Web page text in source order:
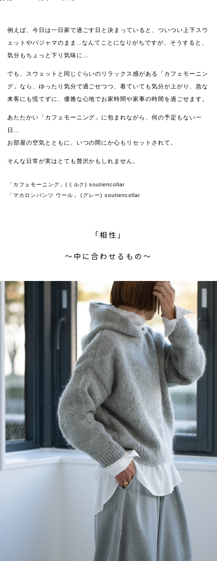
例えば、今日は一日家で過ごす日と決まっていると、ついつい上下スウ
ェットやパジャマのまま...なんてことになりがちですが、そうすると、
気分もちょっと下り気味に…
でも、スウェットと同じぐらいのリラックス感がある「カフェモーニン
グ」なら、ゆったり気分で過ごせつつ、着ていても気分が上がり、急な
来客にも慌てずに、優雅な心地でお家時間や家事の時間を過ごせます。
あたたかい「カフェモーニング」に包まれながら、何の予定もない一
日…
お部屋の空気とともに、いつの間にか心もリセットされて。
そんな日常が実はとても贅沢かもしれません。
「カフェモーニング」(ミルク) soutiencollar
「マカロンパンツ ウール」 (グレー) soutiencollar
「相性」
〜中に合わせるもの〜